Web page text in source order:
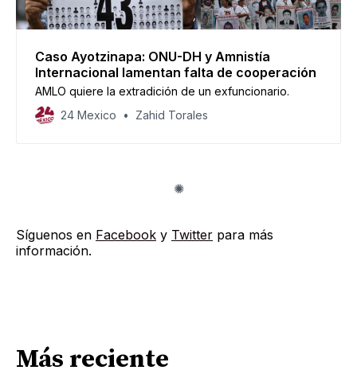
Caso Ayotzinapa: ONU-DH y Amnistía
Internacional lamentan falta de cooperación
AMLO quiere la extradición de un exfuncionario.
24 Mexico
Zahid Torales
Síguenos en Facebook y Twitter para más
información.
Más reciente